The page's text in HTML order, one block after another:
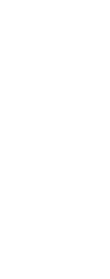
Il y a
d'autres